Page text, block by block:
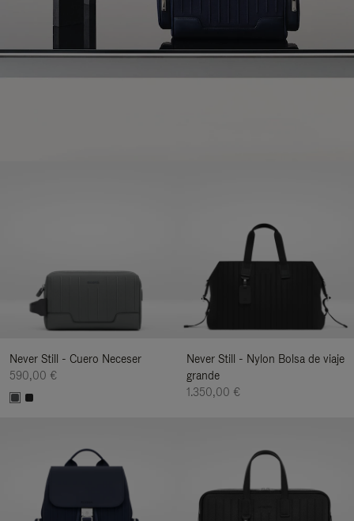
Never Still - Cuero Neceser
590,00 €
Never Still - Nylon Bolsa de viaje
grande
1.350,00 €